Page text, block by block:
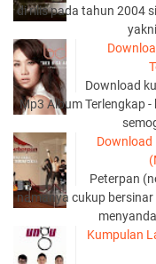
di rilis pada tahun 2004
Download
Mp3 Album Terlengkap
Download
Peterpan
namanya cukup
Kumpulan